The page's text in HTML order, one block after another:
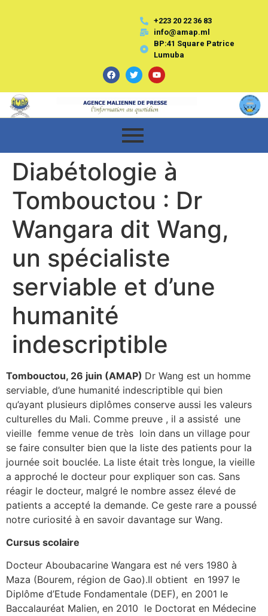
+223 20 22 36 83
info@amap.ml
BP:41 Square Patrice
Lumuba
Diabétologie à
Tombouctou : Dr
Wangara dit Wang,
un spécialiste
serviable et d’une
humanité
indescriptible
Tombouctou, 26 juin (AMAP) Dr Wang est un homme
serviable, d’une humanité indescriptible qui bien
qu’ayant plusieurs diplômes conserve aussi les valeurs
culturelles du Mali. Comme preuve , il a assisté une
vieille femme venue de très loin dans un village pour
se faire consulter bien que la liste des patients pour la
journée soit bouclée. La liste était très longue, la vieille
a approché le docteur pour expliquer son cas. Sans
réagir le docteur, malgré le nombre assez élevé de
patients a accepté la demande. Ce geste rare a poussé
notre curiosité à en savoir davantage sur Wang.
Cursus scolaire
Docteur Aboubacarine Wangara est né vers 1980 à
Maza (Bourem, région de Gao).Il obtient en 1997 le
Diplôme d’Etude Fondamentale (DEF), en 2001 le
Baccalauréat Malien, en 2010 le Doctorat en Médecine